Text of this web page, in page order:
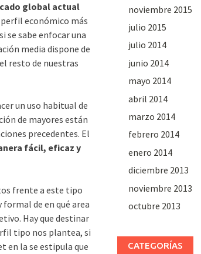
global actual
económico más
se sabe enfocar una
media dispone de
resto de nuestras
un uso habitual de
de mayores están
precedentes. El
fácil, eficaz y
frente a este tipo
de en qué area
Hay que destinar
tipo nos plantea, si
en la se estipula que
noviembre 2015
julio 2015
julio 2014
junio 2014
mayo 2014
abril 2014
marzo 2014
febrero 2014
enero 2014
diciembre 2013
noviembre 2013
octubre 2013
CATEGORÍAS